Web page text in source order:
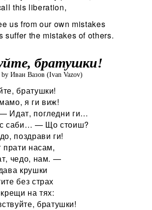
this liberation,
us from our own mistakes
suffer the mistakes of others.
братушки!
by Иван Вазов (Ivan Vazov)
братушки!
я ги виж!
Идат, погледни ги…
саби… — Що стоиш?
поздрави ги!
прати насам,
чедо, нам. —
крушки
без страх
на тях:
братушки!